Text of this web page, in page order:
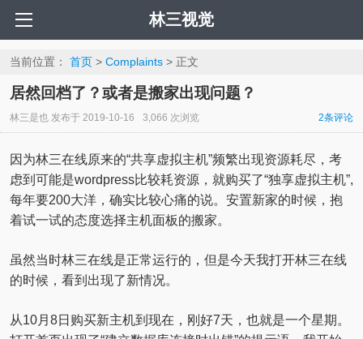
林三视觉
当前位置： 首页> Complaints> 正文
居然回档了？或者是搬家出现问题？
林三是也发布于 2019-10-16 3,066 次浏览 2条评论
因为林三在线原来的“共享虚拟主机”频繁出现资源耗尽，考
虑到可能是wordpress比较耗资源，就购买了“独享虚拟主机”,
每年要200大洋，确实比较心痛的说。安置新家的时候，抱
着试一试的态度选择主机面板的搬家。
虽然当时林三在线是正常运行的，但是今天我打开林三在线
的时候，看到出现了新情况。
从10月8日购买新主机到现在，刚好7天，也就是一个星期。